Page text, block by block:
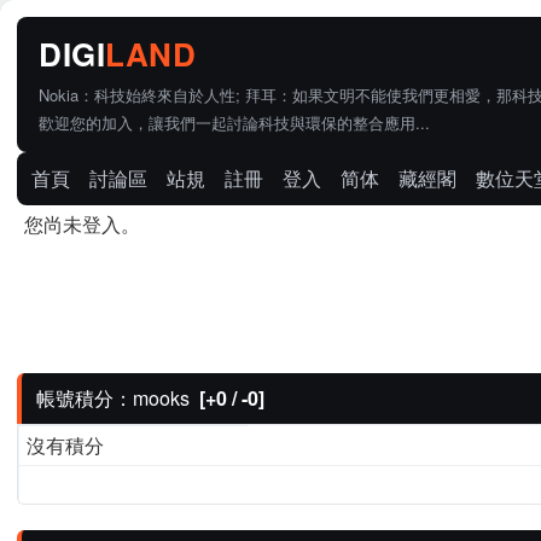
Nokia：科技始終來自於人性; 拜耳：如果文明不能使我們更相愛，那科
歡迎您的加入，讓我們一起討論科技與環保的整合應用...
首頁 討論區 站規 註冊 登入 简体 藏經閣
數位天
您尚未登入。
帳號積分：mooks [+0 / -0]
沒有積分